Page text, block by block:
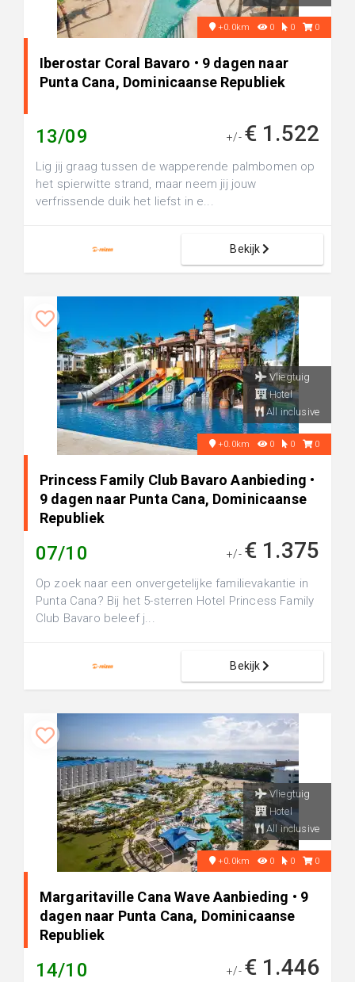
+0.0km 0 0 0
Iberostar Coral Bavaro • 9 dagen naar
Punta Cana, Dominicaanse Republiek
13/09 +/- € 1.522
Lig jij graag tussen de wapperende palmbomen op
het spierwitte strand, maar neem jij jouw
verfrissende duik het liefst in e...
Bekijk
Vliegtuig
Hotel
All inclusive
+0.0km 0 0 0
Princess Family Club Bavaro Aanbieding •
9 dagen naar Punta Cana, Dominicaanse
Republiek
07/10 +/- € 1.375
Op zoek naar een onvergetelijke familievakantie in
Punta Cana? Bij het 5-sterren Hotel Princess Family
Club Bavaro beleef j...
Bekijk
Vliegtuig
Hotel
All inclusive
+0.0km 0 0 0
Margaritaville Cana Wave Aanbieding • 9
dagen naar Punta Cana, Dominicaanse
Republiek
14/10 +/- € 1.446